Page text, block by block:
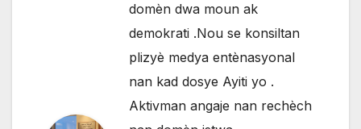
domèn dwa moun ak
demokrati .Nou se konsiltan
plizyè medya entènasyonal
nan kad dosye Ayiti yo .
Aktivman angaje nan rechèch